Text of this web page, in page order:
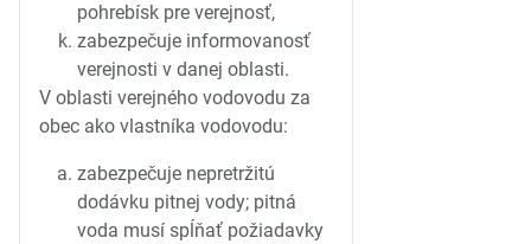
pohrebísk pre verejnosť,
zabezpečuje informovanosť
verejnosti v danej oblasti.
V oblasti verejného vodovodu za
obec ako vlastníka vodovodu:
zabezpečuje nepretržitú
dodávku pitnej vody; pitná
voda musí spĺňať požiadavky